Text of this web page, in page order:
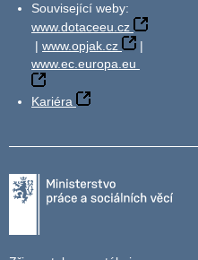
Související weby:
www.dotaceeu.cz
| www.opjak.cz
|
www.ec.europa.eu
Kariéra